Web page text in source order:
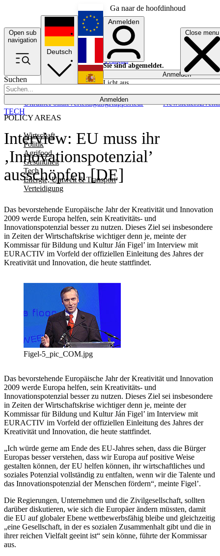
Ga naar de hoofdinhoud
Open sub
navigation
Close menu
Suchen
Anmelden
POLICY AREAS
Wirtschaft
Politik
Agrifood
Gesundheit
Tech
Energie, Umwelt & Transport
Verteidigung
UkrainePolitikVerteidigungRapporteur NewslettersEvents
Deutsch
English
Français
Anmelden
Sie sind abgemeldet.
Anmelden
Licht aus
Interview: EU muss ihr
‚Innovationspotenzial’
ausschöpfen [DE]
Das bevorstehende Europäische Jahr der Kreativität und Innovation
2009 werde Europa helfen, sein Kreativitäts- und
Innovationspotenzial besser zu nutzen. Dieses Ziel sei insbesondere
in Zeiten der Wirtschaftskrise wichtiger denn je, meinte der
Kommissar für Bildung und Kultur Ján Figel’ im Interview mit
EURACTIV im Vorfeld der offiziellen Einleitung des Jahres der
Kreativität und Innovation, die heute stattfindet.
TECH
Figel-5_pic_COM.jpg
Das bevorstehende Europäische Jahr der Kreativität und Innovation
2009 werde Europa helfen, sein Kreativitäts- und
Innovationspotenzial besser zu nutzen. Dieses Ziel sei insbesondere
in Zeiten der Wirtschaftskrise wichtiger denn je, meinte der
Kommissar für Bildung und Kultur Ján Figel’ im Interview mit
EURACTIV im Vorfeld der offiziellen Einleitung des Jahres der
Kreativität und Innovation, die heute stattfindet.
„Ich würde gerne am Ende des EU-Jahres sehen, dass die Bürger
Europas besser verstehen, dass wir Europa auf positive Weise
gestalten können, der EU helfen können, ihr wirtschaftliches und
soziales Potenzial vollständig zu entfalten, wenn wir die Talente und
das Innovationspotenzial der Menschen fördern“, meinte Figel’.
Die Regierungen, Unternehmen und die Zivilgesellschaft, sollten
darüber diskutieren, wie sich die Europäer ändern müssten, damit
die EU auf globaler Ebene wettbewerbsfähig bleibe und gleichzeitig
„eine Gesellschaft, in der es sozialen Zusammenhalt gibt und die in
ihrer reichen Vielfalt geeint ist“ sein könne, führte der Kommissar
aus.